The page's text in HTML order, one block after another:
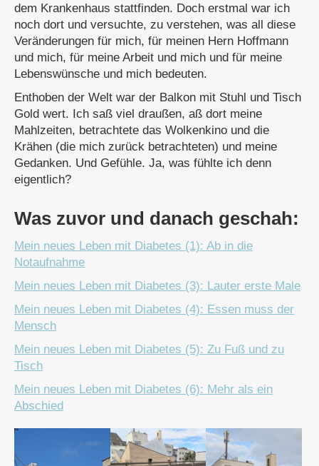
dem Krankenhaus stattfinden. Doch erstmal war ich
noch dort und versuchte, zu verstehen, was all diese
Veränderungen für mich, für meinen Hern Hoffmann
und mich, für meine Arbeit und mich und für meine
Lebenswünsche und mich bedeuten.
Enthoben der Welt war der Balkon mit Stuhl und Tisch
Gold wert. Ich saß viel draußen, aß dort meine
Mahlzeiten, betrachtete das Wolkenkino und die
Krähen (die mich zurück betrachteten) und meine
Gedanken. Und Gefühle. Ja, was fühlte ich denn
eigentlich?
Was zuvor und danach geschah:
Mein neues Leben mit Diabetes (1): Ab in die
Notaufnahme
Mein neues Leben mit Diabetes (3): Lauter erste Male
Mein neues Leben mit Diabetes (4): Essen muss der
Mensch
Mein neues Leben mit Diabetes (5): Zu Fuß und zu
Tisch
Mein neues Leben mit Diabetes (6): Mehr als ein
Abschied